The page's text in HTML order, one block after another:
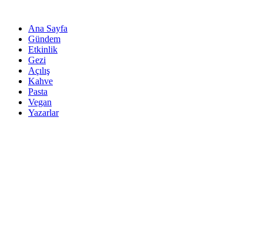
Ana Sayfa
Gündem
Etkinlik
Gezi
Açılış
Kahve
Pasta
Vegan
Yazarlar